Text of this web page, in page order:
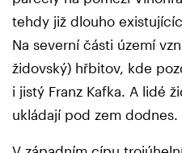
tehdy již dlouho
Na severní části území
židovský) hřbitov, kde
i jistý Franz Kafka. A lidé
ukládají pod zem dodnes.